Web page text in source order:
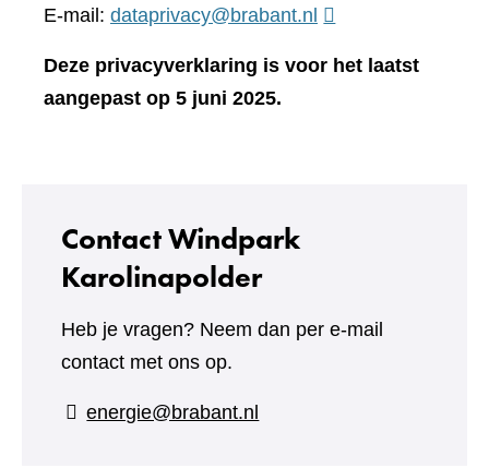
naar
andere
E-mail: dataprivacy@brabant.nl
Deze privacyverklaring is voor het laatst
aangepast op 5 juni 2025.
Contact Windpark
Karolinapolder
Heb je vragen? Neem dan per e-mail
contact met ons op.
energie@brabant.nl